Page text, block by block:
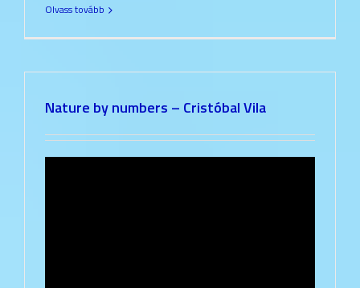
Olvass tovább
Nature by numbers – Cristóbal Vila